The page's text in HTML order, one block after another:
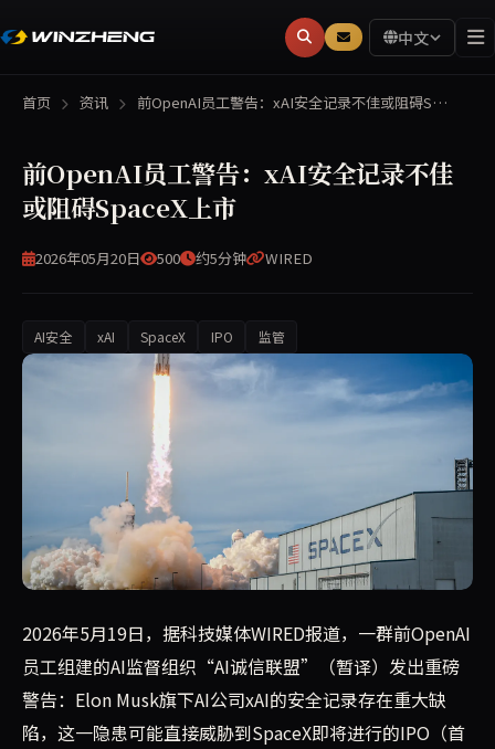
中文
首页 资讯 前OpenAI员工警告：xAI安全记录不佳或阻碍S…
前OpenAI员工警告：xAI安全记录不佳
或阻碍SpaceX上市
2026年05月20日 500 约5分钟 WIRED
AI安全 xAI SpaceX IPO 监管
一群前OpenAI员工联合成立了新的AI监督组织，近日发出
2026年5月19日，据科技媒体WIRED报道，一群前OpenAI
员工组建的AI监督组织“AI诚信联盟”（暂译）发出重磅
警告：Elon Musk旗下AI公司xAI的安全记录存在重大缺
陷，这一隐患可能直接威胁到SpaceX即将进行的IPO（首